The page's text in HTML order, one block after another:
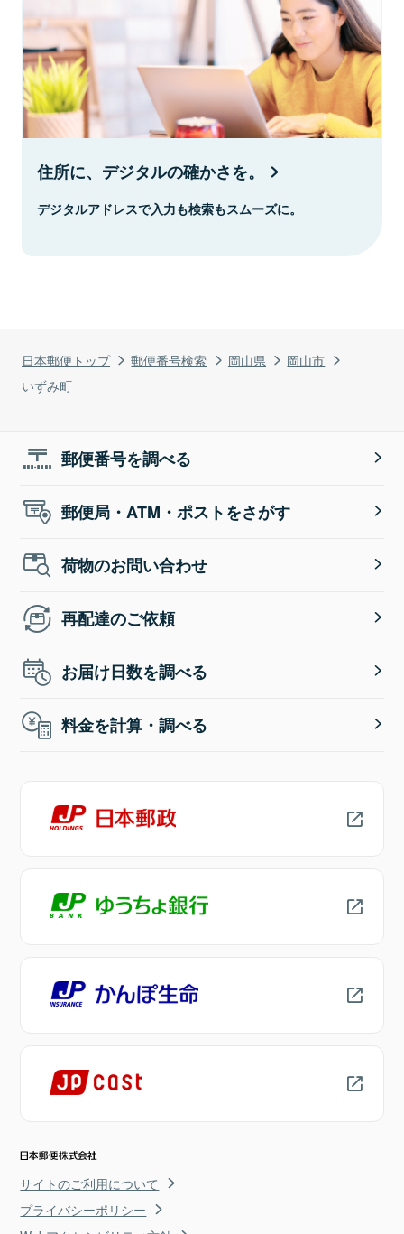
日本郵便トップ 郵便番号検索 岡山県
岡山市
いずみ町
住所に、デジタルの確かさを。
デジタルアドレスで入力も検索もスムーズに。
郵便番号を調べる
郵便局・ATM・ポストをさがす
荷物のお問い合わせ
再配達のご依頼
お届け日数を調べる
料金を計算・調べる
サイトのご利用について
プライバシーポリシー